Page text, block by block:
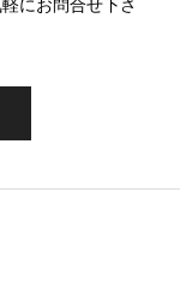
にお問合せ下さ